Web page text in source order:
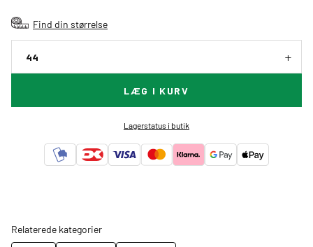
Find din størrelse
44
LÆG I KURV
Lagerstatus i butik
Relaterede kategorier